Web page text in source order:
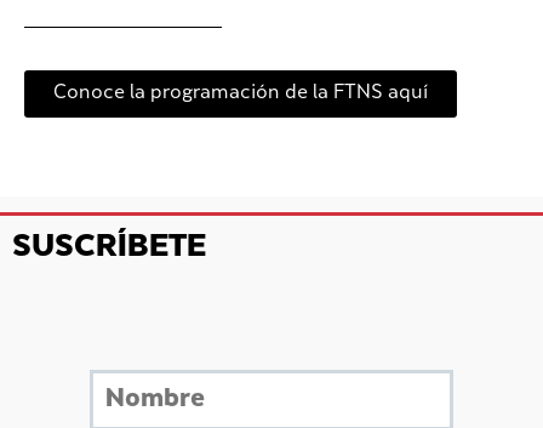
Conoce la programación de la FTNS aquí
SUSCRÍBETE